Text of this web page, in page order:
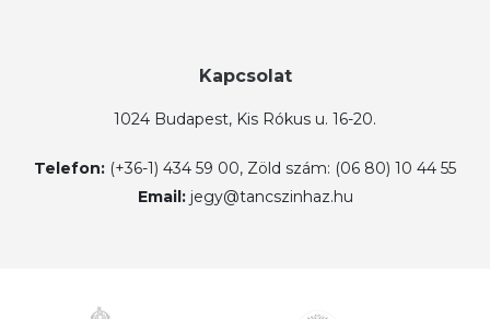
Kapcsolat
1024 Budapest, Kis Rókus u. 16-20.
Telefon: (+36-1) 434 59 00, Zöld szám: (06 80) 10 44 55
Email: jegy@tancszinhaz.hu